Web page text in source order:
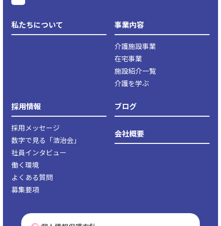
私たちについて 事業内容
介護施設事業
在宅事業
施設紹介一覧
介護を学ぶ
採用情報
採用メッセージ
数字で見る「浩治会」
社員インタビュー
働く環境
よくある質問
募集要項
ブログ
会社概要